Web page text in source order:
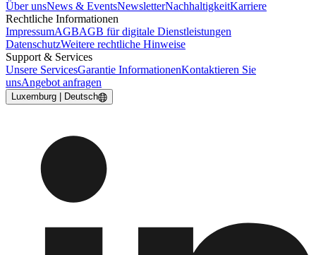
Über unsNews & EventsNewsletterNachhaltigkeitKarriere
Rechtliche Informationen
ImpressumAGBAGB für digitale Dienstleistungen
DatenschutzWeitere rechtliche Hinweise
Support & Services
Unsere ServicesGarantie InformationenKontaktieren Sie
unsAngebot anfragen
Luxemburg | Deutsch